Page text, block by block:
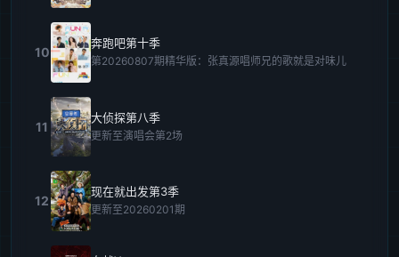
10
奔跑吧第十季
第20260807期精华版：张真源唱师兄的歌就是对味儿
11
大侦探第八季
更新至演唱会第2场
12
现在就出发第3季
更新至20260201期